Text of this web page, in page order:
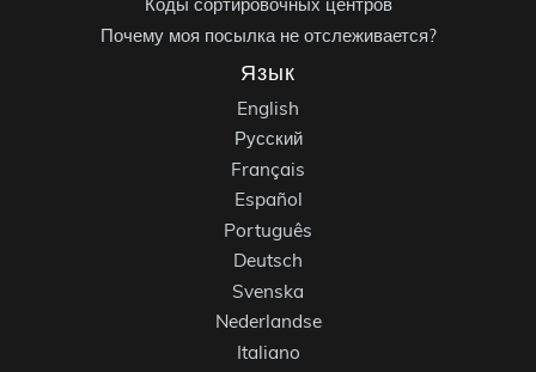
Почему моя посылка не отслеживается?
Язык
English
Русский
Français
Español
Português
Deutsch
Svenska
Nederlandse
Italiano